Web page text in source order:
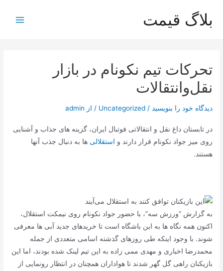
محتوا
بلاگ قیمت
تحرکات تیم نکونام در بازار
نقل‌و‌انتقالات
دیدگاه‌ خود را بنویسید /
Uncategorized / از admin
در تابستان داغ نقل و انتقالاتی فوتبال ایران، گزینه های جذاب و آشنایی
روی میز جواد نکونام قرار دارند و استقلالی ها به دنبال جذب آنها
هستند.
به گزارش “ورزش سه”، با حضور جواد نکونام روی نیمکت استقلال،
اکنون همه نگاه ها به این باشگاه است تا خریدهای جدید آبی ها معرفی
شوند. با وجود اینکه طی روزهای گذشته اسامی متعددی از جمله
محمدرضا اخباری و مهدی ممی زاده به این تیم لینک شده بودند، اما این
بازیکنان راهی گل گهر شدند تا هواداران همچنان در انتظار رونمایی از